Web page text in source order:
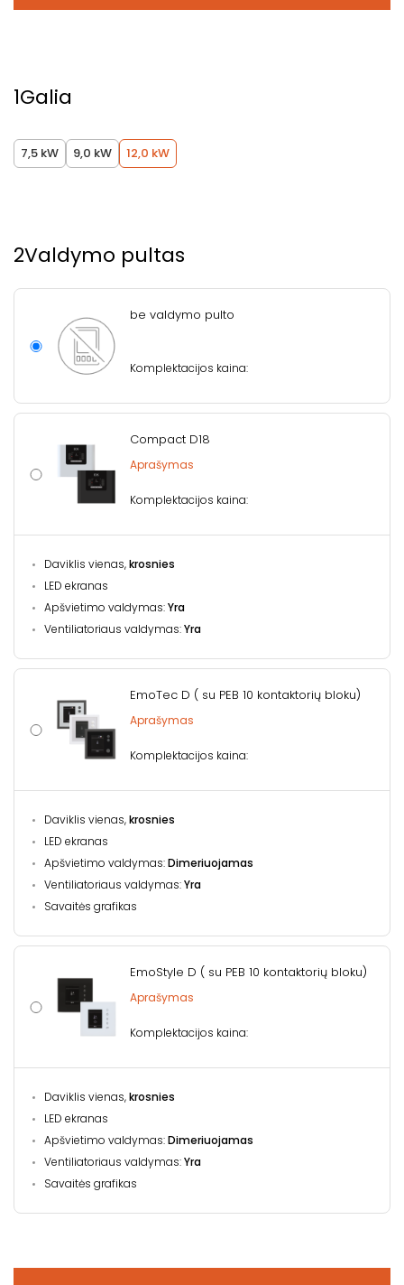
1Galia
7,5 kW 9,0 kW 12,0 kW
2Valdymo pultas
be valdymo pulto
Komplektacijos kaina:
Compact D18
Aprašymas
Komplektacijos kaina:
Daviklis vienas,krosnies
LED ekranas
Apšvietimo valdymas:Yra
Ventiliatoriaus valdymas:Yra
EmoTec D ( su PEB 10 kontaktorių bloku)
Aprašymas
Komplektacijos kaina:
Daviklis vienas,krosnies
LED ekranas
Apšvietimo valdymas:Dimeriuojamas
Ventiliatoriaus valdymas:Yra
Savaitės grafikas
EmoStyle D ( su PEB 10 kontaktorių bloku)
Aprašymas
Komplektacijos kaina:
Daviklis vienas,krosnies
LED ekranas
Apšvietimo valdymas:Dimeriuojamas
Ventiliatoriaus valdymas:Yra
Savaitės grafikas